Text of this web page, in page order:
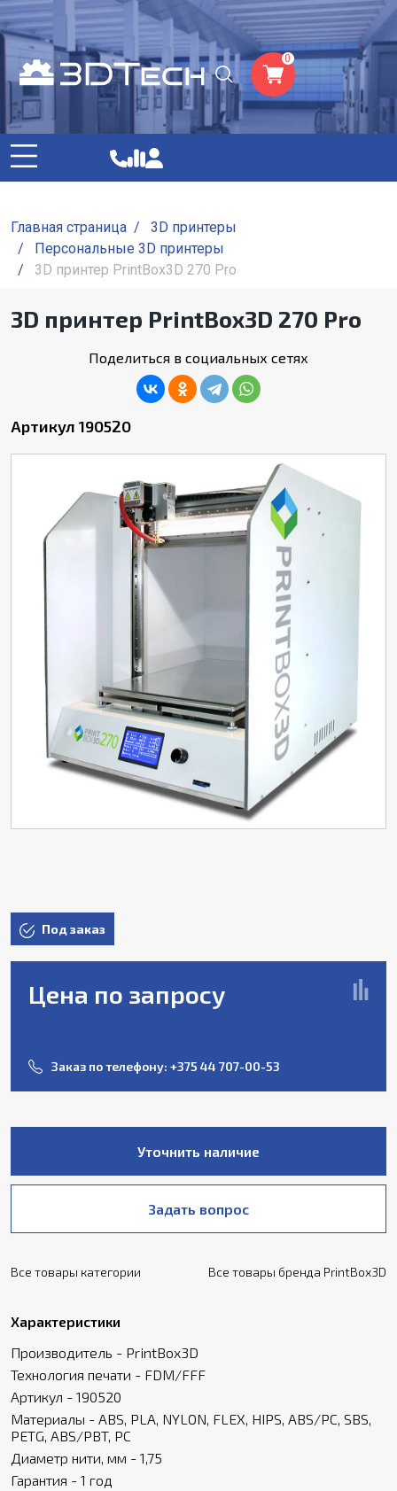
0
Главная страница /
3D принтеры
/
Персональные 3D принтеры
/
3D принтер PrintBox3D 270 Pro
3D принтер PrintBox3D 270 Pro
Поделиться в социальных сетях
Артикул 190520
Под заказ
Цена по запросу
Заказ по телефону: +375 44 707-00-53
Уточнить наличие
Задать вопрос
Все товары категории Все товары бренда PrintBox3D
Характеристики
Производитель - PrintBox3D
Технология печати - FDM/FFF
Артикул - 190520
Материалы - ABS, PLA, NYLON, FLEX, HIPS, ABS/PC, SBS,
PETG, ABS/PBT, PC
Диаметр нити, мм - 1,75
Гарантия - 1 год